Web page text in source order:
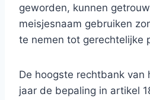
geworden, kunnen
meisjesnaam gebruiken
te nemen tot gerechtelijke
De hoogste rechtbank van
jaar de bepaling in artikel